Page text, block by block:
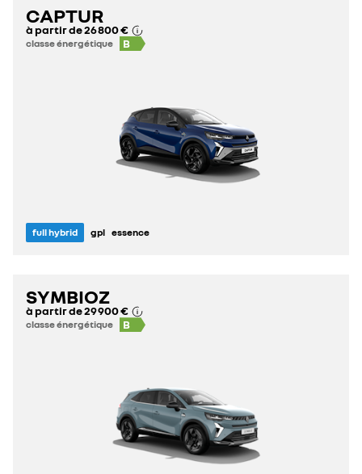
CAPTUR
à partir de26 800 €
classe énergétique B
full hybrid gpl essence
SYMBIOZ
à partir de29 900 €
classe énergétique B